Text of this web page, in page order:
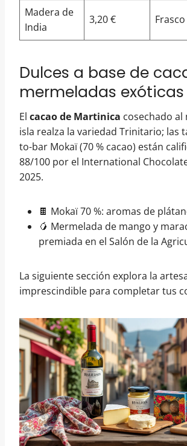
Madera de
India
3,20 €
Dulces a base de
mermeladas exóticas
El cacao de Martinica cosechado al
isla realza la variedad Trinitario; las
to-bar Mokaï (70 % cacao) están
88/100 por el International
2025.
🍫 Mokaï 70 %: aromas de
🥭 Mermelada de mango y
premiada en el Salón de la
La siguiente sección explora la
imprescindible para completar tus